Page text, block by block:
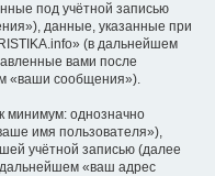
под учётной записью
данные, указанные при
(в дальнейшем
вами после
«ваши сообщения»).
минимум: однозначно
имя пользователя»),
учётной записью (далее
«ваш адрес